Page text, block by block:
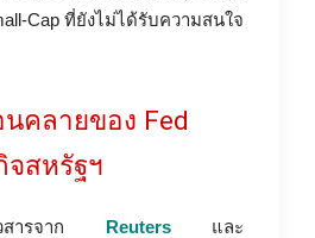
Cap ที่ยังไม่ได้รับความสนใจ
ลายของ Fed
จสหรัฐฯ
วสารจาก Reutersและ